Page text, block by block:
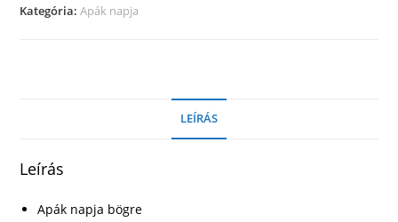
Kategória:Apák napja
LEÍRÁS
Leírás
Apák napja bögre